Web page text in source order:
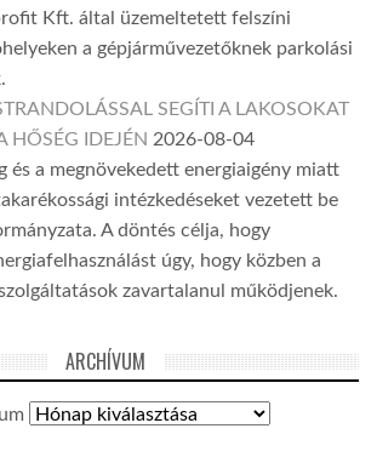
Kft. által üzemeltetett felszíni
a gépjárművezetőknek parkolási
SEGÍTI A LAKOSOKAT
HŐSÉG IDEJÉN 2026-08-04
és a megnövekedett energiaigény miatt
intézkedéseket vezetett be
A döntés célja, hogy
úgy, hogy közben a
zavartalanul működjenek.
ARCHÍVUM